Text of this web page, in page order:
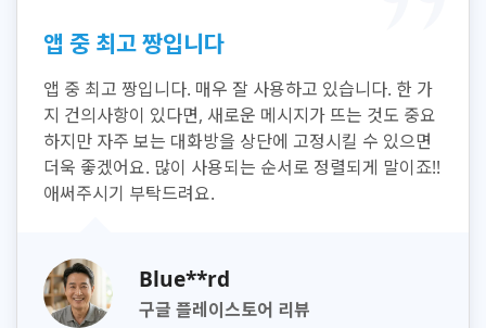
앱 중 최고 짱입니다
앱 중 최고 짱입니다. 매우 잘 사용하고 있습니다. 한 가
지 건의사항이 있다면, 새로운 메시지가 뜨는 것도 중요
하지만 자주 보는 대화방을 상단에 고정시킬 수 있으면
더욱 좋겠어요. 많이 사용되는 순서로 정렬되게 말이죠!!
애써주시기 부탁드려요.
Blue**rd
구글 플레이스토어 리뷰